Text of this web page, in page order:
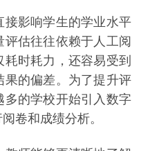
影响学生的学业水平
估往往依赖于人工阅
时耗力，还容易受到
果的偏差。为了提升评
的学校开始引入数字
卷和成绩分析。